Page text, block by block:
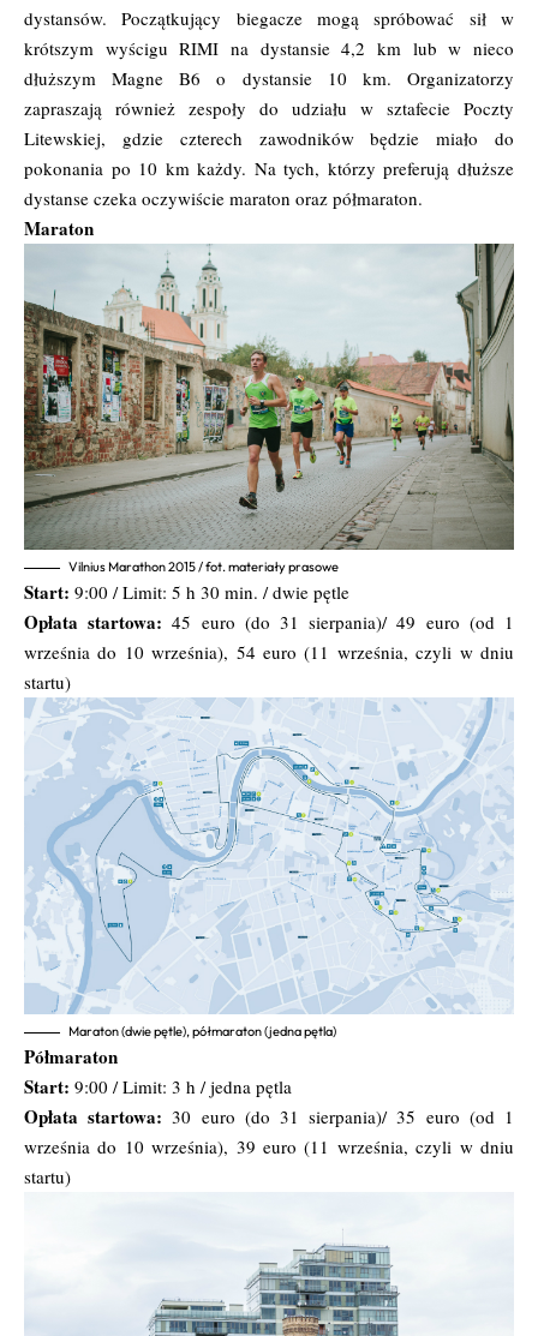
dystansów. Początkujący biegacze mogą spróbować sił w
krótszym wyścigu RIMI na dystansie 4,2 km lub w nieco
dłuższym Magne B6 o dystansie 10 km. Organizatorzy
zapraszają również zespoły do udziału w sztafecie Poczty
Litewskiej, gdzie czterech zawodników będzie miało do
pokonania po 10 km każdy. Na tych, którzy preferują dłuższe
dystanse czeka oczywiście maraton oraz półmaraton.
Maraton
Vilnius Marathon 2015 / fot. materiały prasowe
Start: 9:00 / Limit: 5 h 30 min. / dwie pętle
Opłata startowa: 45 euro (do 31 sierpania)/ 49 euro (od 1
września do 10 września), 54 euro (11 września, czyli w dniu
startu)
Maraton (dwie pętle), półmaraton (jedna pętla)
Półmaraton
Start: 9:00 / Limit: 3 h / jedna pętla
Opłata startowa: 30 euro (do 31 sierpania)/ 35 euro (od 1
września do 10 września), 39 euro (11 września, czyli w dniu
startu)